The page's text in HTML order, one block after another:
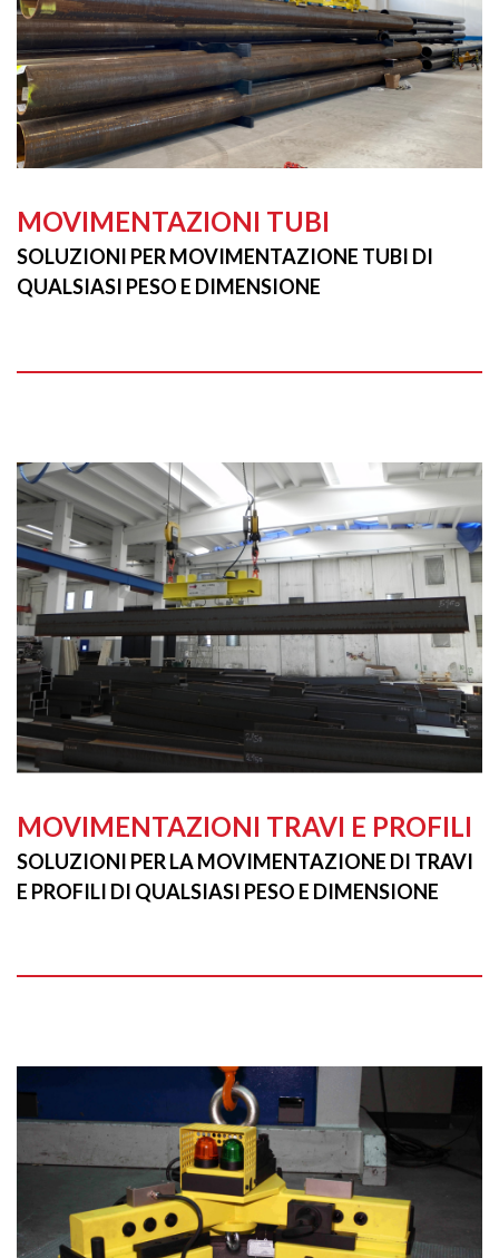
MOVIMENTAZIONI TUBI
SOLUZIONI PER MOVIMENTAZIONE TUBI DI
QUALSIASI PESO E DIMENSIONE
MOVIMENTAZIONI TRAVI E PROFILI
SOLUZIONI PER LA MOVIMENTAZIONE DI TRAVI
E PROFILI DI QUALSIASI PESO E DIMENSIONE